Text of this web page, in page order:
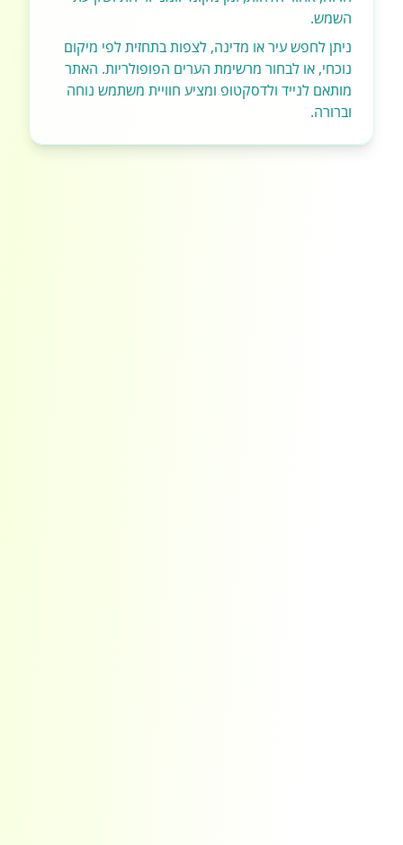
השמש.
ניתן לחפש עיר או מדינה, לצפות בתחזית לפי מיקום
נוכחי, או לבחור מרשימת הערים הפופולריות. האתר
מותאם לנייד ולדסקטופ ומציע חוויית משתמש נוחה
וברורה.